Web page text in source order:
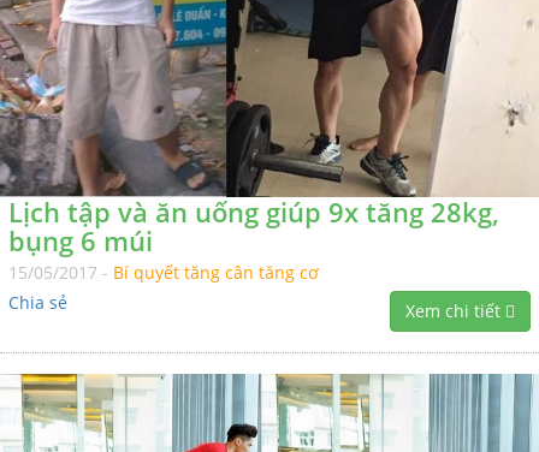
Lịch tập và ăn uống giúp 9x tăng 28kg,
bụng 6 múi
15/05/2017 - Bí quyết tăng cân tăng cơ
Xem chi tiết
Chia sẻ